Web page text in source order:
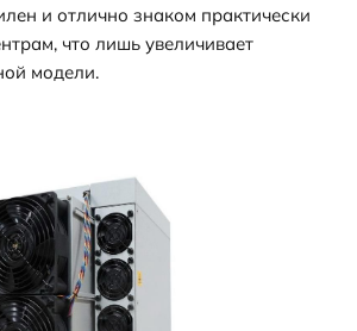
и отлично знаком практически
что лишь увеличивает
модели.